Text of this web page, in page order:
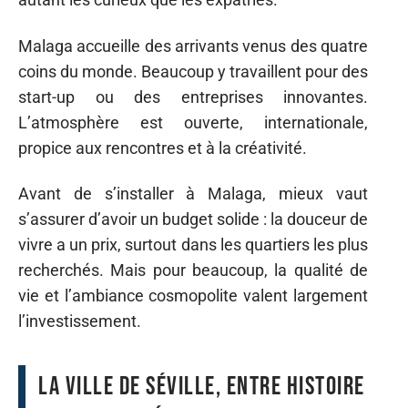
Malaga accueille des arrivants venus des quatre
coins du monde. Beaucoup y travaillent pour des
start-up ou des entreprises innovantes.
L’atmosphère est ouverte, internationale,
propice aux rencontres et à la créativité.
Avant de s’installer à Malaga, mieux vaut
s’assurer d’avoir un budget solide : la douceur de
vivre a un prix, surtout dans les quartiers les plus
recherchés. Mais pour beaucoup, la qualité de
vie et l’ambiance cosmopolite valent largement
l’investissement.
La ville de Séville, entre histoire